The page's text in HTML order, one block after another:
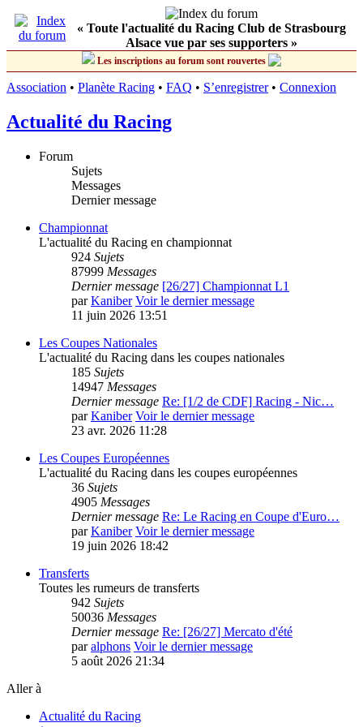
« Toute l'actualité du Racing Club de Strasbourg
Alsace vue par ses supporters »
Les inscriptions au forum sont rouvertes
Association • Planète Racing • FAQ • S’enregistrer• Connexion
Actualité du Racing
Forum
Sujets
Messages
Dernier message
Championnat
L'actualité du Racing en championnat
924 Sujets
87999 Messages
Dernier message [26/27] Championnat L1
parKaniber Voir le dernier message
11 juin 2026 13:51
Les Coupes Nationales
L'actualité du Racing dans les coupes nationales
185 Sujets
14947 Messages
Dernier message Re: [1/2 de CDF] Racing - Nic…
parKaniber Voir le dernier message
23 avr. 2026 11:28
Les Coupes Européennes
L'actualité du Racing dans les coupes européennes
36 Sujets
4905 Messages
Dernier message Re: Le Racing en Coupe d'Euro…
parKaniber Voir le dernier message
19 juin 2026 18:42
Transferts
Toutes les rumeurs de transferts
942 Sujets
50036 Messages
Dernier message Re: [26/27] Mercato d'été
paralphons Voir le dernier message
5 août 2026 21:34
Aller à
Actualité du Racing